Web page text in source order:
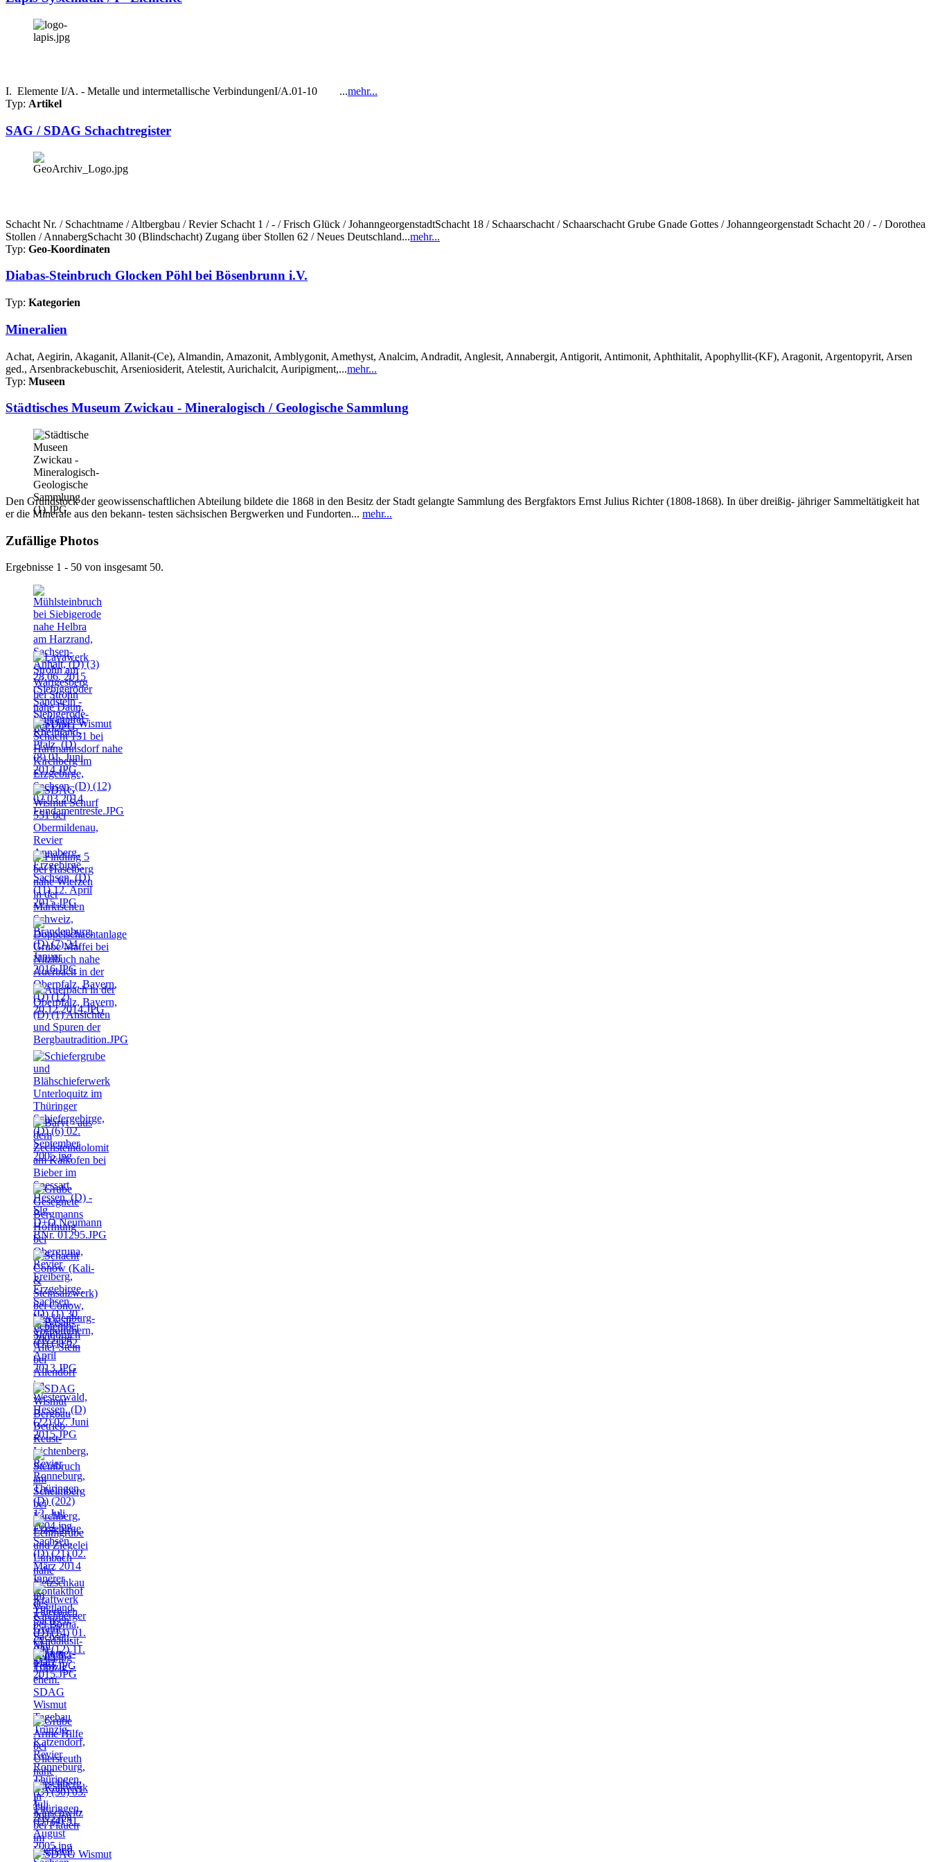
I. Elemente I/A. - Metalle und intermetallische VerbindungenI/A.01-10 ...mehr...
Typ: Artikel
SAG / SDAG Schachtregister
Schacht Nr. / Schachtname / Altbergbau / Revier Schacht 1 / - / Frisch Glück / JohanngeorgenstadtSchacht 18 / Schaarschacht / Schaarschacht Grube Gnade Gottes / Johanngeorgenstadt Schacht 20 / - / Dorothea
Stollen / AnnabergSchacht 30 (Blindschacht) Zugang über Stollen 62 / Neues Deutschland...mehr...
Typ: Geo-Koordinaten
Diabas-Steinbruch Glocken Pöhl bei Bösenbrunn i.V.
Typ: Kategorien
Mineralien
Achat, Aegirin, Akaganit, Allanit-(Ce), Almandin, Amazonit, Amblygonit, Amethyst, Analcim, Andradit, Anglesit, Annabergit, Antigorit, Antimonit, Aphthitalit, Apophyllit-(KF), Aragonit, Argentopyrit, Arsen
ged., Arsenbrackebuschit, Arseniosiderit, Atelestit, Aurichalcit, Auripigment,...mehr...
Typ: Museen
Städtisches Museum Zwickau - Mineralogisch / Geologische Sammlung
Den Grundstock der geowissenschaftlichen Abteilung bildete die 1868 in den Besitz der Stadt gelangte Sammlung des Bergfaktors Ernst Julius Richter (1808-1868). In über dreißig- jähriger Sammeltätigkeit hat
er die Minerale aus den bekann- testen sächsischen Bergwerken und Fundorten... mehr...
Zufällige Photos
Ergebnisse 1 - 50 von insgesamt 50.